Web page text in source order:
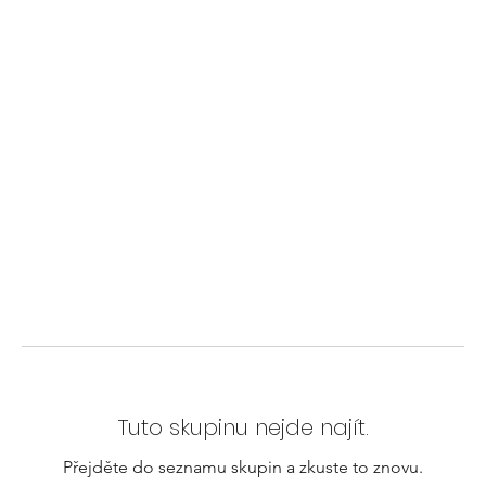
Tuto skupinu nejde najít.
Přejděte do seznamu skupin a zkuste to znovu.